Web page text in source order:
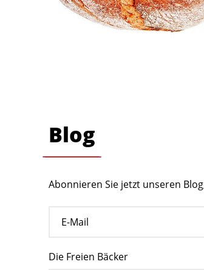
Blog
Abonnieren Sie jetzt unseren
Die Freien Bäcker